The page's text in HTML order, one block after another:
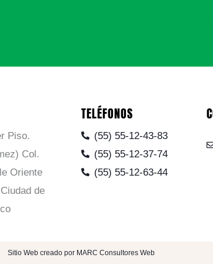
Piso.
Col.
Oriente
de
TELÉFONOS
(55) 55-12-43-83
(55) 55-12-37-74
(55) 55-12-63-44
Sitio Web creado por MARC Consultores Web